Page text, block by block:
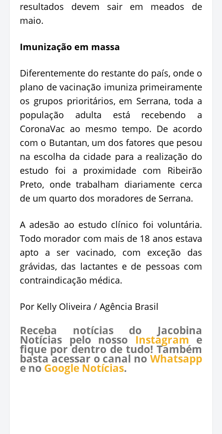
resultados devem sair em meados de
maio.
Imunização em massa
Diferentemente do restante do país, onde o
plano de vacinação imuniza primeiramente
os grupos prioritários, em Serrana, toda a
população adulta está recebendo a
CoronaVac ao mesmo tempo. De acordo
com o Butantan, um dos fatores que pesou
na escolha da cidade para a realização do
estudo foi a proximidade com Ribeirão
Preto, onde trabalham diariamente cerca
de um quarto dos moradores de Serrana.
A adesão ao estudo clínico foi voluntária.
Todo morador com mais de 18 anos estava
apto a ser vacinado, com exceção das
grávidas, das lactantes e de pessoas com
contraindicação médica.
Por Kelly Oliveira / Agência Brasil
Receba notícias do Jacobina
Notícias pelo nosso Instagram e
fique por dentro de tudo! Também
basta acessar o canal no Whatsapp
e no Google Notícias.